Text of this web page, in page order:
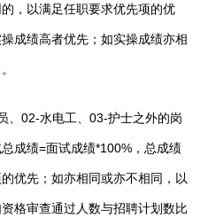
，以满足任职要求优先项的优
成绩高者优先；如实操成绩亦相
、02-水电工、03-护士之外的岗
成绩=面试成绩*100%，总成绩
优先；如亦相同或亦不相同，以
格审查通过人数与招聘计划数比